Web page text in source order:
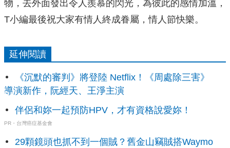
物，去外面發出令人羨慕的閃光，為彼此的感情加溫，
T小編最後祝大家有情人終成眷屬，情人節快樂。
延伸閱讀
《沉默的審判》將登陸 Netflix！《周處除三害》
導演新作，阮經天、王淨主演
伴侶和妳一起預防HPV，才有資格說愛妳！
PR・台灣癌症基金會
29顆鏡頭也抓不到一個賊？舊金山竊賊搭Waymo